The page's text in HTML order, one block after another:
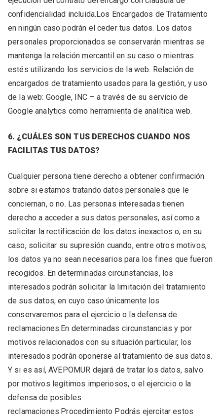
confidencialidad incluida.Los Encargados de Tratamiento
en ningún caso podrán el ceder tus datos. Los datos
personales proporcionados se conservarán mientras se
mantenga la relación mercantil en su caso o mientras
estés utilizando los servicios de la web. Relación de
encargados de tratamiento usados para la gestión, y uso
de la web: Google, INC – a través de su servicio de
Google analytics como herramienta de analítica web.
6. ¿CUÁLES SON TUS DERECHOS CUANDO NOS
FACILITAS TUS DATOS?
Cualquier persona tiene derecho a obtener confirmación
sobre si estamos tratando datos personales que le
conciernan, o no. Las personas interesadas tienen
derecho a acceder a sus datos personales, así como a
solicitar la rectificación de los datos inexactos o, en su
caso, solicitar su supresión cuando, entre otros motivos,
los datos ya no sean necesarios para los fines que fueron
recogidos. En determinadas circunstancias, los
interesados podrán solicitar la limitación del tratamiento
de sus datos, en cuyo caso únicamente los
conservaremos para el ejercicio o la defensa de
reclamaciones.En determinadas circunstancias y por
motivos relacionados con su situación particular, los
interesados podrán oponerse al tratamiento de sus datos.
Y si es así, AVEPOMUR dejará de tratar los datos, salvo
por motivos legítimos imperiosos, o el ejercicio o la
defensa de posibles
reclamaciones.Procedimiento Podrás ejercitar estos